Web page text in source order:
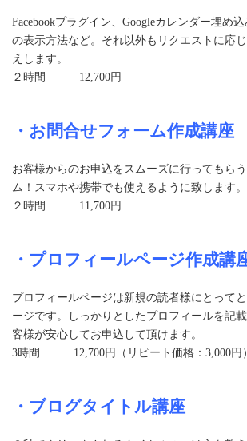
Facebookプラグイン、Googleカレンダー埋め
の表示方法など。それ以外もリクエストに応
えします。
２時間 12,700円
・お問合せフォーム作成講座
お客様からのお申込をスムーズに行ってもら
ム！スマホや携帯でも使えるように致します。
２時間 11,700円
・プロフィールページ作成講
プロフィールページは新規の読者様にとって
ージです。しっかりとしたプロフィールを記
客様が安心してお申込して頂けます。
3時間 12,700円（リピート価格：3,000円）
・ブログタイトル講座